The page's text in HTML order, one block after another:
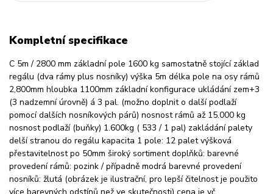
Kompletní specifikace
C 5m / 2800 mm základní pole 1600 kg samostatně stojící základ
regálu (dva rámy plus nosníky) výška 5m délka pole na osy rámů
2,800mm hloubka 1100mm základní konfigurace ukládání zem+3
(3 nadzemní úrovně) á 3 pal. (možno doplnit o další podlaží
pomocí dalších nosníkových párů) nosnost rámů až 15.000 kg
nosnost podlaží (buňky) 1.600kg ( 533 / 1 pal) zakládání palety
delší stranou do regálu kapacita 1 pole: 12 palet výšková
přestavitelnost po 50mm široký sortiment doplňků: barevné
provedení rámů: pozink / případně modrá barevné provedení
nosníků: žlutá (obrázek je ilustrační, pro lepší čitelnost je použito